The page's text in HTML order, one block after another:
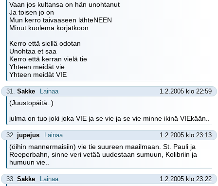
Vaan jos kultansa on hän unohtanut
Ja toisen jo on
Mun kerro taivaaseen lähteNEEN
Minut kuolema korjatkoon
Kerro että siellä odotan
Unohtaa et saa
Kerro että kerran vielä tie
Yhteen meidät vie
Yhteen meidät VIE
31. Sakke Lainaa 1.2.2005 klo 22:59
(Juustopäitä..)
julma on tuo joki joka VIE ja se vie ja se vie minne ikinä VIEkään..
32. jupejus Lainaa 1.2.2005 klo 23:13
(öihin mannermaisiin) vie tie suureen maailmaan. St. Pauli ja
Reeperbahn, sinne veri vetää uudestaan sumuun, Kolibriin ja
humuun vie..
33. Sakke Lainaa 1.2.2005 klo 23:22